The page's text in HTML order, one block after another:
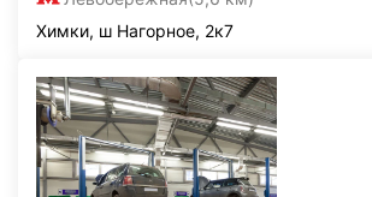
Химки, ш Нагорное, 2к7